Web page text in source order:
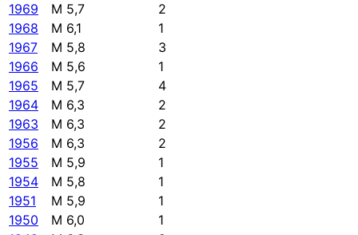
1969
M 5,7
2
1968
M 6,1
1
1967
M 5,8
3
1966
M 5,6
1
1965
M 5,7
4
1964
M 6,3
2
1963
M 6,3
2
1956
M 6,3
2
1955
M 5,9
1
1954
M 5,8
1
1951
M 5,9
1
1950
M 6,0
1